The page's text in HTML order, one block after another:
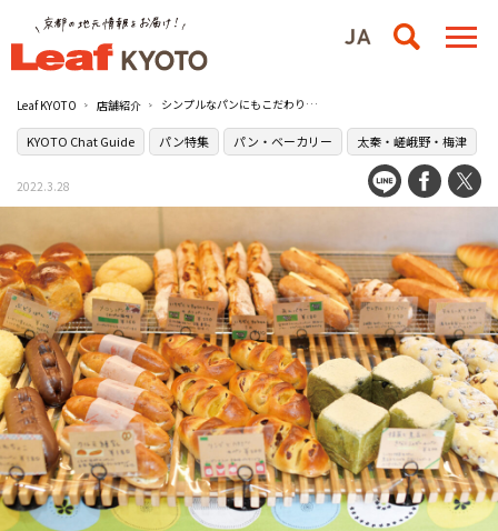
Leaf KYOTO 店舗紹介 シンプルなパンにもこだわりを貫く嵯峨野の［十右衛門ベイク］
KYOTO Chat Guide パン特集 パン・ベーカリー 太秦・嵯峨野・梅津
2022.3.28